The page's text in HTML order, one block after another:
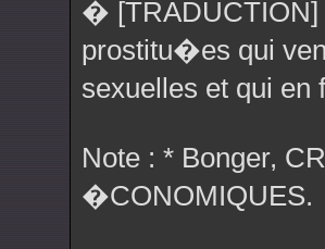
� [TRADUCTION]
prostitu�es qui
sexuelles et qui
Note : * Bonger,
�CONOMIQUES.